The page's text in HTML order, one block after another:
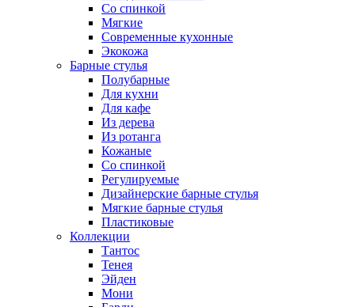
Со спинкой
Мягкие
Современные кухонные
Экокожа
Барные стулья
Полубарные
Для кухни
Для кафе
Из дерева
Из ротанга
Кожаные
Со спинкой
Регулируемые
Дизайнерские барные стулья
Мягкие барные стулья
Пластиковые
Коллекции
Тантос
Тенея
Эйден
Мони